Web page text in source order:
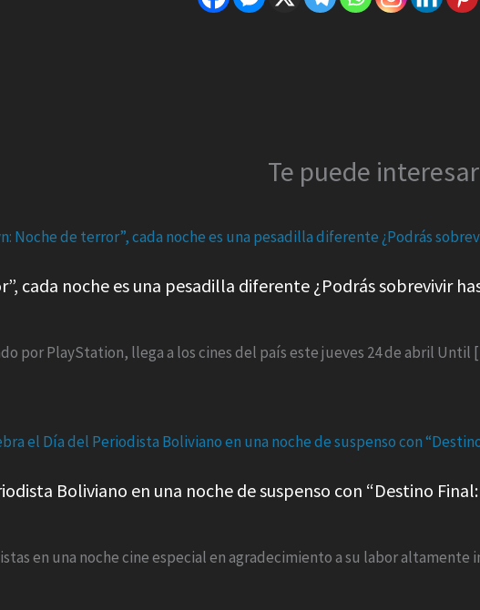
Te puede interesar
cada noche es una pesadilla diferente ¿Podrás sobrevivir
por PlayStation, llega a los cines del país este jueves 24 de abril
Boliviano en una noche de suspenso con “Destino
en una noche cine especial en agradecimiento a su labor